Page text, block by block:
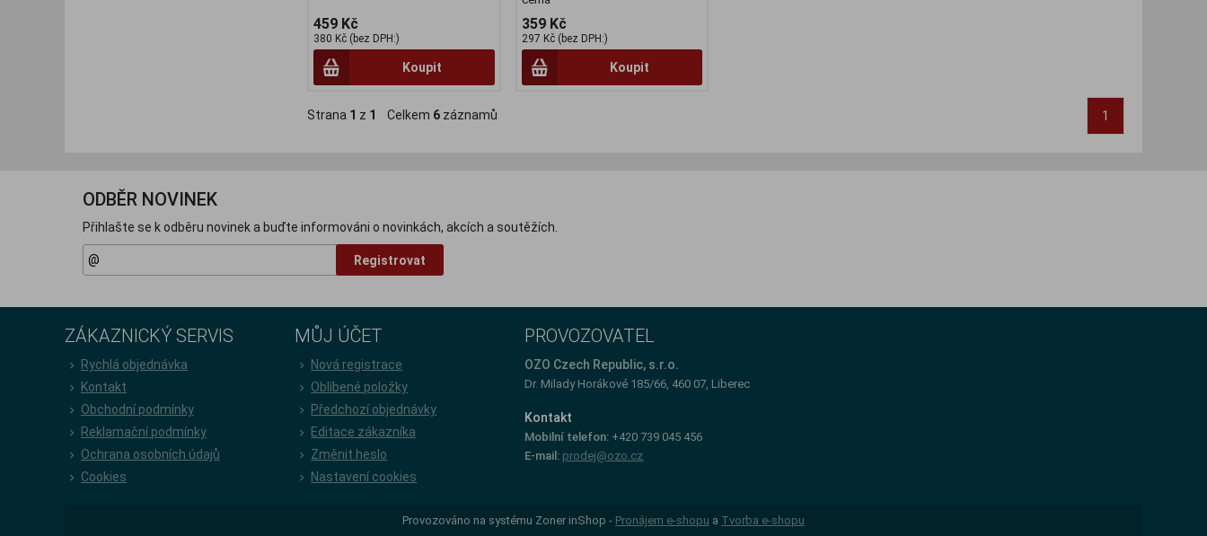
459 Kč
380 Kč (bez DPH:)
Koupit
359 Kč
297 Kč (bez DPH:)
Koupit
Strana 1 z 1 Celkem 6 záznamů 1
ODBĚR NOVINEK
Přihlašte se k odběru novinek a buďte informováni o novinkách, akcích a soutěžích.
Registrovat
ZÁKAZNICKÝ SERVIS
Rychlá objednávka
Kontakt
Obchodní podmínky
Reklamační podmínky
Ochrana osobních údajů
Cookies
MŮJ ÚČET
Nová registrace
Oblíbené položky
Předchozí objednávky
Editace zákazníka
Změnit heslo
Nastavení cookies
PROVOZOVATEL
OZO Czech Republic, s.r.o.
Dr. Milady Horákové 185/66, 460 07, Liberec
Kontakt
Mobilní telefon: +420 739 045 456
E-mail: prodej@ozo.cz
Provozováno na systému Zoner inShop - Pronájem e-shopu a Tvorba e-shopu